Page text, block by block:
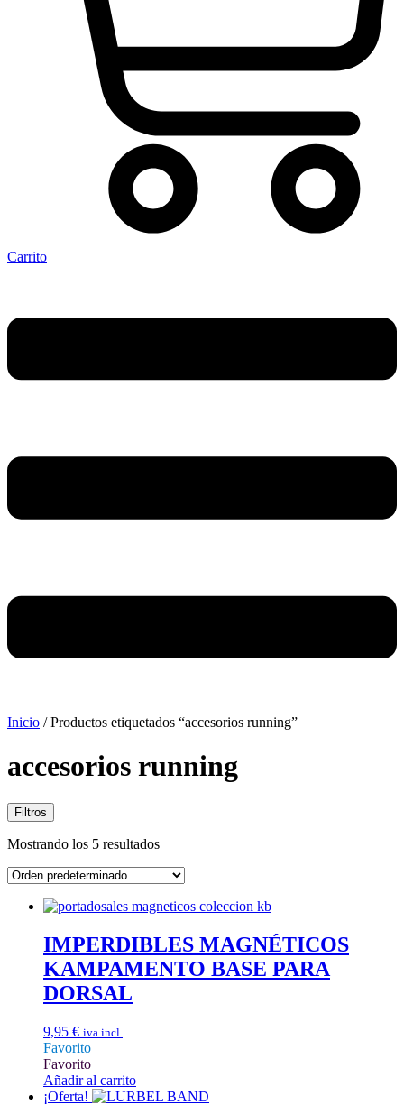
Carrito
Inicio / Productos etiquetados “accesorios running”
accesorios running
Filtros
Mostrando los 5 resultados
IMPERDIBLES MAGNÉTICOS
KAMPAMENTO BASE PARA
DORSAL
9,95 € iva incl.
Favorito
Favorito
Añadir al carrito
¡Oferta!